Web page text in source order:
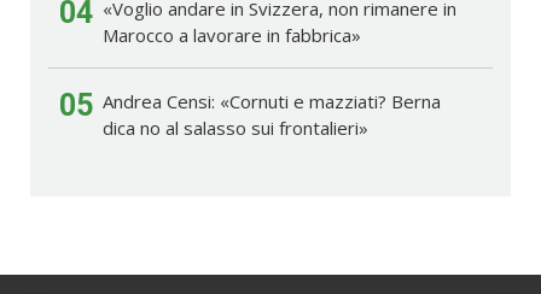
04 «Voglio andare in Svizzera, non rimanere in
Marocco a lavorare in fabbrica»
05 Andrea Censi: «Cornuti e mazziati? Berna
dica no al salasso sui frontalieri»